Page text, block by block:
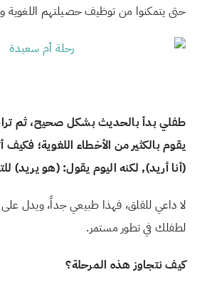
حتى يتمكنوا من توظيف حصيلتهم اللغوية
طفلي بدأ بالحديث بشكل صحيح، ثم
يقوم بالكثيرمن الأخطاء اللغوية؛ فكيف
(أنا أريد), لكنه اليوم يقول: (هويريد)
لا داعي للقلق، فهذا طبيعي جداً، ويدل
لطفلك في تطور مستمر.
كيف نتجاوزهذه المرحلة؟